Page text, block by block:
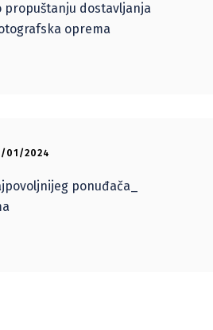
propuštanju dostavljanja
oprema
01/2024
ponuđača_